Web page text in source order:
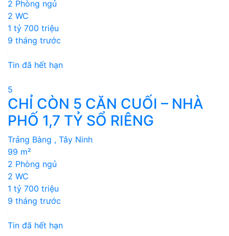
2 Phòng ngủ
2 WC
1 tỷ 700 triệu
9 tháng trước
Tin đã hết hạn
5
CHỈ CÒN 5 CĂN CUỐI – NHÀ
PHỐ 1,7 TỶ SỔ RIÊNG
Trảng Bàng , Tây Ninh
99 m²
2 Phòng ngủ
2 WC
1 tỷ 700 triệu
9 tháng trước
Tin đã hết hạn